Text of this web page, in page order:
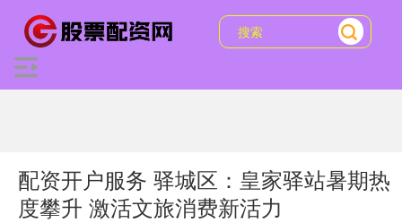
配资开户服务 驿城区：皇家驿站暑期热
度攀升 激活文旅消费新活力